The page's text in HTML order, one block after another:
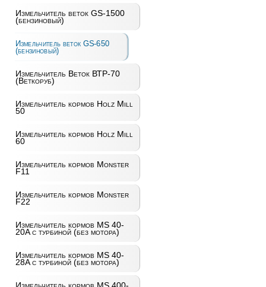
Измельчитель веток GS-1500
(бензиновый)
Измельчитель веток GS-650
(бензиновый)
Измельчитель Веток ВТР-70
(Веткоруб)
Измельчитель кормов Holz Mill
50
Измельчитель кормов Holz Mill
60
Измельчитель кормов Monster
F11
Измельчитель кормов Monster
F22
Измельчитель кормов MS 40-
20A с турбиной (без мотора)
Измельчитель кормов MS 40-
28A с турбиной (без мотора)